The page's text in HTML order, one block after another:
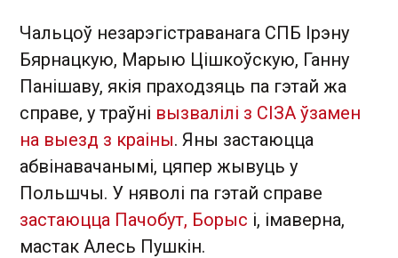
Чальцоў незарэгістраванага СПБ Ірэну
Бярнацкую, Марыю Цішкоўскую, Ганну
Панішаву, якія праходзяць па гэтай жа
справе, у траўні вызвалілі з СІЗА ўзамен
на выезд з краіны. Яны застаюцца
абвінавачанымі, цяпер жывуць у
Польшчы. У няволі па гэтай справе
застаюцца Пачобут, Борыс і, імаверна,
мастак Алесь Пушкін.